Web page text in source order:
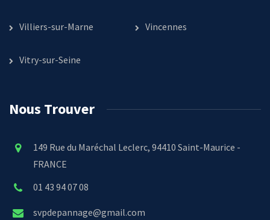
Villiers-sur-Marne Vincennes
Vitry-sur-Seine
Nous Trouver
149 Rue du Maréchal Leclerc, 94410 Saint-Maurice -
FRANCE
01 43 94 07 08
svpdepannage@gmail.com